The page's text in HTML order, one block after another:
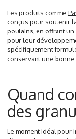
Les produits comme
conçus pour soutenir
poulains, en offrant
pour leur
spécifiquement
conservant une
Quand
des
Le moment idéal pour